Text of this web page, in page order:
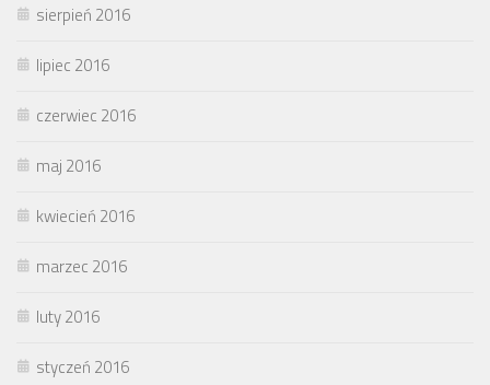
sierpień 2016
lipiec 2016
czerwiec 2016
maj 2016
kwiecień 2016
marzec 2016
luty 2016
styczeń 2016